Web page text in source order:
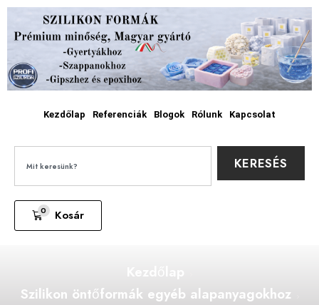
Kezdőlap Referenciák Blogok Rólunk Kapcsolat
KERESÉS
0 Kosár
Szilikon öntőformák egyéb alapanyagokhoz